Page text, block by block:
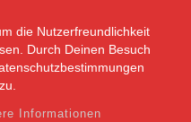
die Nutzerfreundlichkeit
Durch Deinen Besuch
zu.
Informationen